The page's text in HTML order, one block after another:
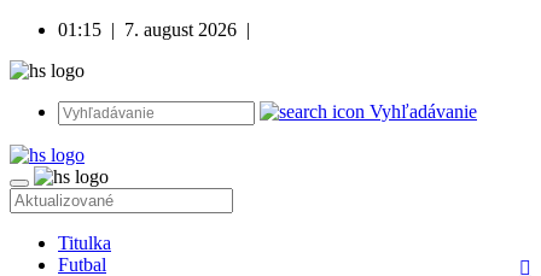
01:15 | 7. august 2026 |
Vyhľadávanie
Titulka
Futbal